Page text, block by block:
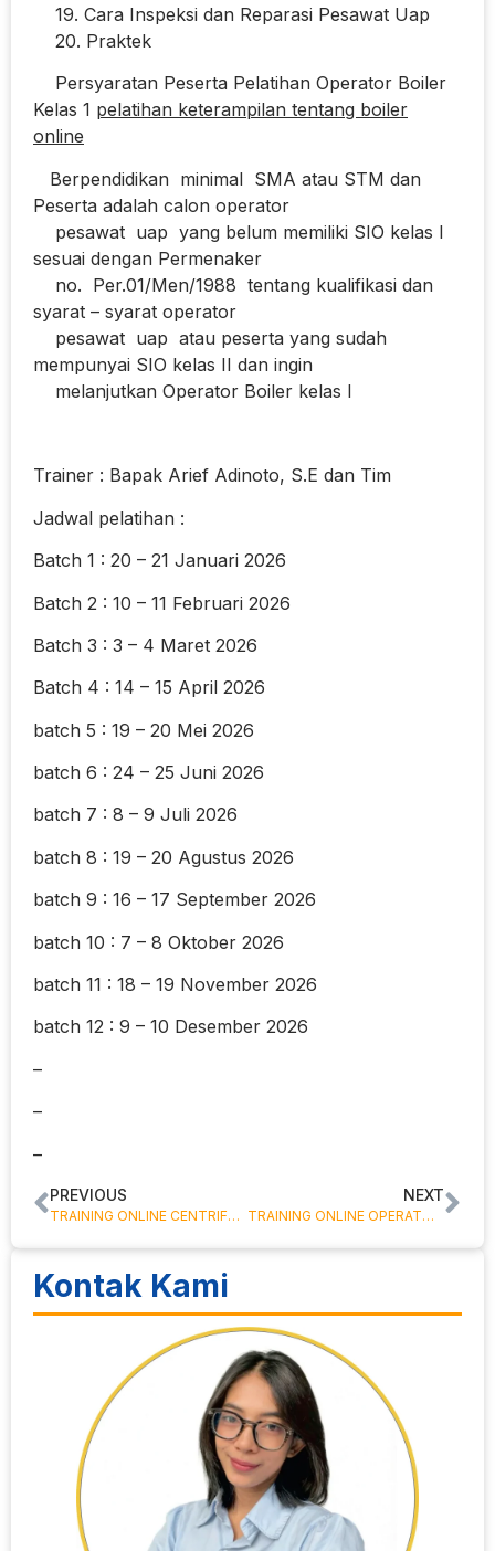
19. Cara Inspeksi dan Reparasi Pesawat Uap
20. Praktek
Persyaratan Peserta Pelatihan Operator Boiler
Kelas 1 pelatihan keterampilan tentang boiler
online
Berpendidikan minimal SMA atau STM dan
Peserta adalah calon operator
pesawat uap yang belum memiliki SIO kelas I
sesuai dengan Permenaker
no. Per.01/Men/1988 tentang kualifikasi dan
syarat – syarat operator
pesawat uap atau peserta yang sudah
mempunyai SIO kelas II dan ingin
melanjutkan Operator Boiler kelas I
Trainer : Bapak Arief Adinoto, S.E dan Tim
Jadwal pelatihan :
Batch 1 : 20 – 21 Januari 2026
Batch 2 : 10 – 11 Februari 2026
Batch 3 : 3 – 4 Maret 2026
Batch 4 : 14 – 15 April 2026
batch 5 : 19 – 20 Mei 2026
batch 6 : 24 – 25 Juni 2026
batch 7 : 8 – 9 Juli 2026
batch 8 : 19 – 20 Agustus 2026
batch 9 : 16 – 17 September 2026
batch 10 : 7 – 8 Oktober 2026
batch 11 : 18 – 19 November 2026
batch 12 : 9 – 10 Desember 2026
–
–
–
PREVIOUS
TRAINING ONLINE CENTRIFUGAL PUMP (PEMELIHARAAN POMPA)
NEXT
TRAINING ONLINE OPERATOR FORKLIFT – SERTIFIKAT DEPNAKERTRANS
Kontak Kami